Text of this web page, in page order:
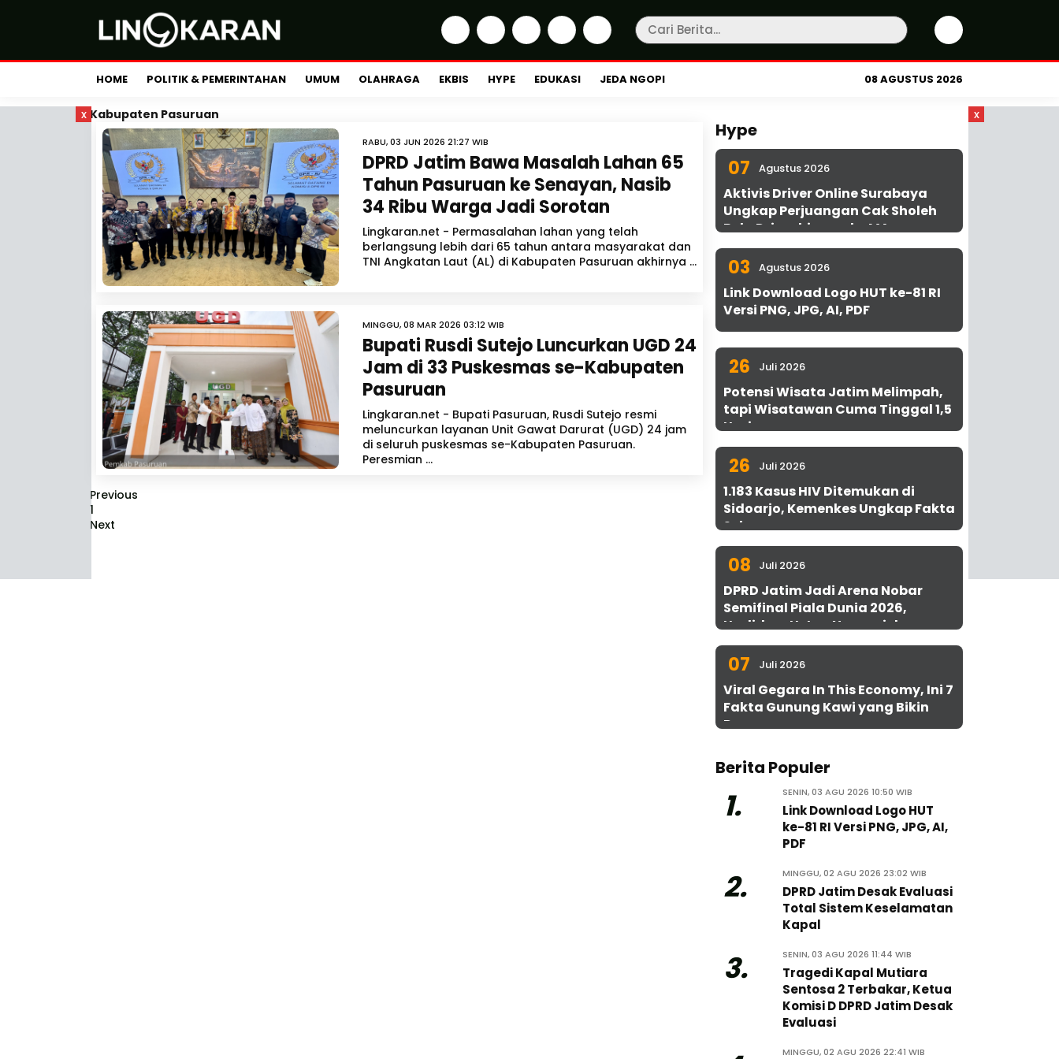
HOME POLITIK & PEMERINTAHAN UMUM OLAHRAGA EKBIS HYPE EDUKASI JEDA NGOPI 08 AGUSTUS 2026
x x
Kabupaten Pasuruan
RABU, 03 JUN 2026 21:27 WIB
DPRD Jatim Bawa Masalah Lahan 65
Tahun Pasuruan ke Senayan, Nasib
34 Ribu Warga Jadi Sorotan
Lingkaran.net - Permasalahan lahan yang telah
berlangsung lebih dari 65 tahun antara masyarakat dan
TNI Angkatan Laut (AL) di Kabupaten Pasuruan akhirnya ...
MINGGU, 08 MAR 2026 03:12 WIB
Bupati Rusdi Sutejo Luncurkan UGD 24
Jam di 33 Puskesmas se-Kabupaten
Pasuruan
Lingkaran.net - Bupati Pasuruan, Rusdi Sutejo resmi
meluncurkan layanan Unit Gawat Darurat (UGD) 24 jam
di seluruh puskesmas se-Kabupaten Pasuruan.
Peresmian ...
Previous
1
Next
Hype
07 Agustus 2026
Aktivis Driver Online Surabaya
Ungkap Perjuangan Cak Sholeh
Bela Driver hingga ke MA
03 Agustus 2026
Link Download Logo HUT ke-81 RI
Versi PNG, JPG, AI, PDF
26 Juli 2026
Potensi Wisata Jatim Melimpah,
tapi Wisatawan Cuma Tinggal 1,5
Hari
26 Juli 2026
1.183 Kasus HIV Ditemukan di
Sidoarjo, Kemenkes Ungkap Fakta
Sebenarnya
08 Juli 2026
DPRD Jatim Jadi Arena Nobar
Semifinal Piala Dunia 2026,
Hadirkan Uston Nawawi dan
UMKM Gratis untuk 1.000 Warga
07 Juli 2026
Viral Gegara In This Economy, Ini 7
Fakta Gunung Kawi yang Bikin
Penasaran
Berita Populer
1. SENIN, 03 AGU 2026 10:50 WIB
Link Download Logo HUT
ke-81 RI Versi PNG, JPG, AI,
PDF
2. MINGGU, 02 AGU 2026 23:02 WIB
DPRD Jatim Desak Evaluasi
Total Sistem Keselamatan
Kapal
3. SENIN, 03 AGU 2026 11:44 WIB
Tragedi Kapal Mutiara
Sentosa 2 Terbakar, Ketua
Komisi D DPRD Jatim Desak
Evaluasi
MINGGU, 02 AGU 2026 22:41 WIB